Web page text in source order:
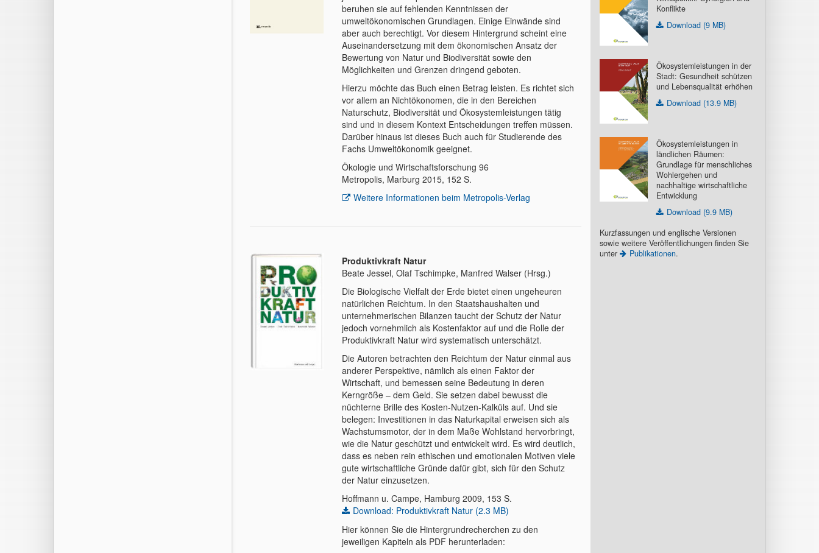
beruhen sie auf fehlenden Kenntnissen der
umweltökonomischen Grundlagen. Einige Einwände sind
aber auch berechtigt. Vor diesem Hintergrund scheint eine
Auseinandersetzung mit dem ökonomischen Ansatz der
Bewertung von Natur und Biodiversität sowie den
Möglichkeiten und Grenzen dringend geboten.
Hierzu möchte das Buch einen Betrag leisten. Es richtet sich
vor allem an Nichtökonomen, die in den Bereichen
Naturschutz, Biodiversität und Ökosystemleistungen tätig
sind und in diesem Kontext Entscheidungen treffen müssen.
Darüber hinaus ist dieses Buch auch für Studierende des
Fachs Umweltökonomik geeignet.
Ökologie und Wirtschaftsforschung 96
Metropolis, Marburg 2015, 152 S.
Weitere Informationen beim Metropolis-Verlag
Produktivkraft Natur
Beate Jessel, Olaf Tschimpke, Manfred Walser (Hrsg.)
Die Biologische Vielfalt der Erde bietet einen ungeheuren
natürlichen Reichtum. In den Staatshaushalten und
unternehmerischen Bilanzen taucht der Schutz der Natur
jedoch vornehmlich als Kostenfaktor auf und die Rolle der
Produktivkraft Natur wird systematisch unterschätzt.
Die Autoren betrachten den Reichtum der Natur einmal aus
anderer Perspektive, nämlich als einen Faktor der
Wirtschaft, und bemessen seine Bedeutung in deren
Kerngröße – dem Geld. Sie setzen dabei bewusst die
nüchterne Brille des Kosten-Nutzen-Kalküls auf. Und sie
belegen: Investitionen in das Naturkapital erweisen sich als
Wachstumsmotor, der in dem Maße Wohlstand hervorbringt,
wie die Natur geschützt und entwickelt wird. Es wird deutlich,
dass es neben rein ethischen und emotionalen Motiven viele
gute wirtschaftliche Gründe dafür gibt, sich für den Schutz
der Natur einzusetzen.
Hoffmann u. Campe, Hamburg 2009, 153 S.
Download: Produktivkraft Natur (2.3 MB)
Hier können Sie die Hintergrundrecherchen zu den
jeweiligen Kapiteln als PDF herunterladen:
Konflikte
Download (9 MB)
Ökosystemleistungen in der
Stadt: Gesundheit schützen
und Lebensqualität erhöhen
Download (13.9 MB)
Ökosystemleistungen in
ländlichen Räumen:
Grundlage für menschliches
Wohlergehen und
nachhaltige wirtschaftliche
Entwicklung
Download (9.9 MB)
Kurzfassungen und englische Versionen
sowie weitere Veröffentlichungen finden Sie
unter
Publikationen.